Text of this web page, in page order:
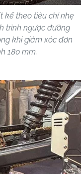
kế theo tiêu chí nhẹ
trình ngược đường
khi giảm xóc đơn
180 mm.